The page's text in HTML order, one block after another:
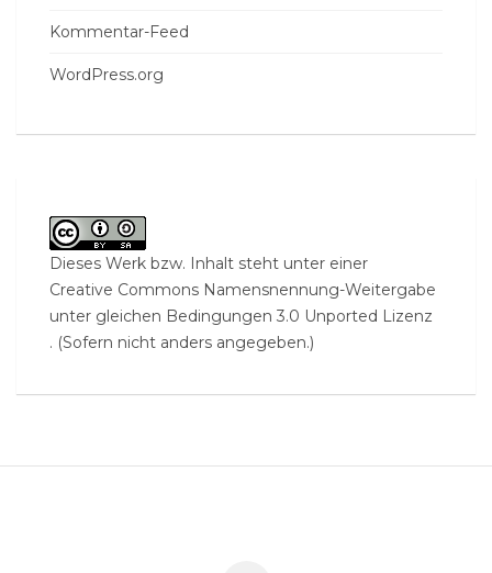
Kommentar-Feed
WordPress.org
Dieses Werk bzw. Inhalt steht unter einer
Creative Commons Namensnennung-Weitergabe
unter gleichen Bedingungen 3.0 Unported Lizenz
. (Sofern nicht anders angegeben.)